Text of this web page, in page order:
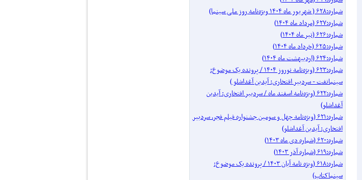
شماره:۶۲۸ ( شهریور ماه ۱۴۰۴ ویژه‌نامه روز ملی سینما)
شماره:۶۲۷ (مرداد ماه ۱۴۰۴)
شماره:۶۲۶ (تیر ماه ۱۴۰۴)
شماره:۶۲۵ (خرداد ماه ۱۴۰۴)
شماره:۶۲۴ (اردیبهشت ماه ۱۴۰۴)
شماره:۶۲۳ (ویژه‌نامه نوروز ۱۴۰۴ / پرونده یک موضوع:
سینمانفت - سردبیر افتخاری: آیدین آغداشلو )
شماره:۶۲۲ (ویژه‌نامه اسفند ماه / سردبیر افتخاری: آیدین
آغداشلو)
شماره:۶۲۱ (ویژه‌نامه چهل‌ و‌ سومین جشنواره فیلم فجر، سردبیر
افتخاری: آیدین آغداشلو)
شماره:۶۲۰ (شماره دی ماه ۱۴۰۳)
شماره:۶۱۹ (شماره آذر ۱۴۰۳)
شماره:۶۱۸ (ویژه نامه آبان ۱۴۰۳ / پرونده یک موضوع:
سینماکتاب)